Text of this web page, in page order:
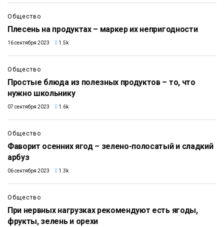
Общество
Плесень на продуктах – маркер их непригодности
16 сентября 2023 1.5k
Общество
Простые блюда из полезных продуктов – то, что
нужно школьнику
07 сентября 2023 1.6k
Общество
Фаворит осенних ягод – зелено-полосатый и сладкий
арбуз
06 сентября 2023 1.3k
Общество
При нервных нагрузках рекомендуют есть ягоды,
фрукты, зелень и орехи